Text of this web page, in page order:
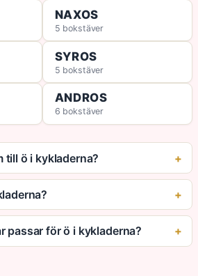
NAXOS
5 bokstäver
SYROS
5 bokstäver
ANDROS
6 bokstäver
till ö i kykladerna?
passar för ö i kykladerna?